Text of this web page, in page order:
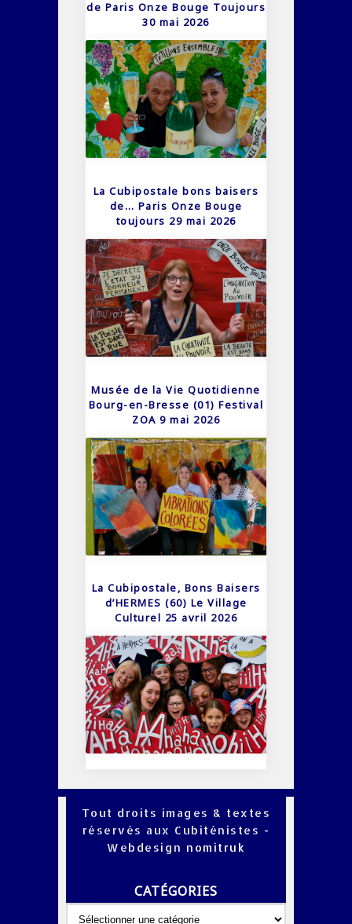
de Paris Onze Bouge Toujours
30 mai 2026
La Cubipostale bons baisers
de… Paris Onze Bouge
toujours 29 mai 2026
Musée de la Vie Quotidienne
Bourg-en-Bresse (01) Festival
ZOA 9 mai 2026
La Cubipostale, Bons Baisers
d’HERMES (60) Le Village
Culturel 25 avril 2026
Tout droits images & textes
réservés aux Cubiténistes -
Webdesign nomitruk
CATÉGORIES